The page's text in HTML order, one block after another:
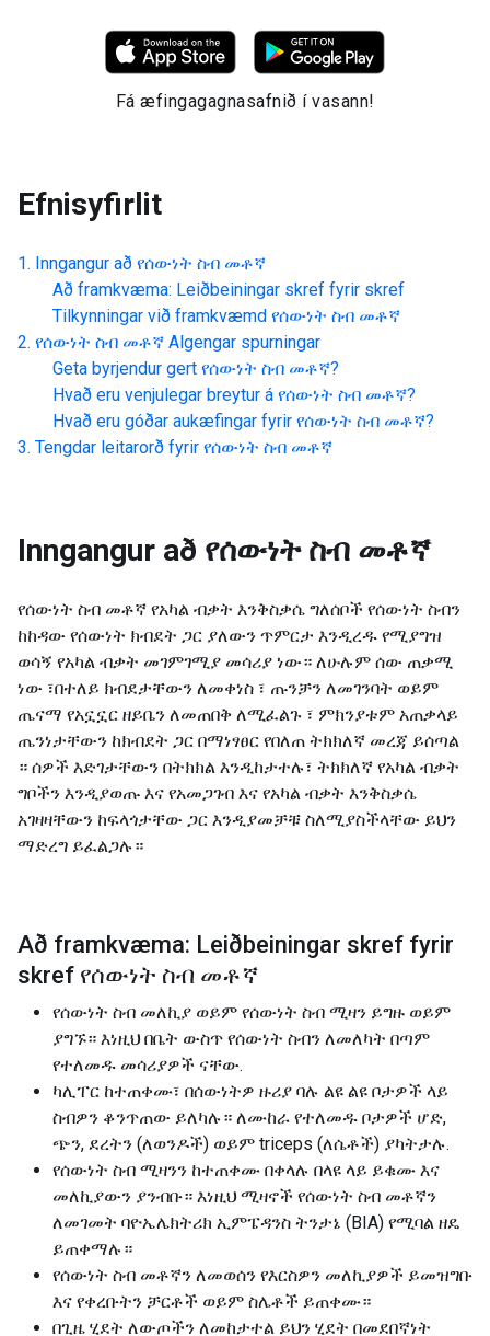
Fá æfingagagnasafnið í vasann!
Efnisyfirlit
Inngangur að የሰውነት ስብ መቶኛ
Að framkvæma: Leiðbeiningar skref fyrir skref
Tilkynningar við framkvæmd የሰውነት ስብ መቶኛ
የሰውነት ስብ መቶኛ Algengar spurningar
Geta byrjendur gert የሰውነት ስብ መቶኛ?
Hvað eru venjulegar breytur á የሰውነት ስብ መቶኛ?
Hvað eru góðar aukæfingar fyrir የሰውነት ስብ መቶኛ?
Tengdar leitarorð fyrir የሰውነት ስብ መቶኛ
Inngangur að የሰውነት ስብ መቶኛ
የሰውነት ስብ መቶኛ የአካል ብቃት እንቅስቃሴ ግለሰቦች የሰውነት ስብን
ከከዳው የሰውነት ክብደት ጋር ያለውን ጥምርታ እንዲረዱ የሚያግዝ
ወሳኝ የአካል ብቃት መገምገሚያ መሳሪያ ነው። ለሁሉም ሰው ጠቃሚ
ነው ፣በተለይ ክብደታቸውን ለመቀነስ ፣ ጡንቻን ለመገንባት ወይም
ጤናማ የአኗኗር ዘይቤን ለመጠበቅ ለሚፈልጉ ፣ ምክንያቱም አጠቃላይ
ጤንነታቸውን ከክብደት ጋር በማነፃፀር የበለጠ ትክክለኛ መረጃ ይሰጣል
። ሰዎች እድገታቸውን በትክክል እንዲከታተሉ፣ ትክክለኛ የአካል ብቃት
ግቦችን እንዲያወጡ እና የአመጋገብ እና የአካል ብቃት እንቅስቃሴ
አገዛዛቸውን ከፍላጎታቸው ጋር እንዲያመቻቹ ስለሚያስችላቸው ይህን
ማድረግ ይፈልጋሉ።
Að framkvæma: Leiðbeiningar skref fyrir
skref የሰውነት ስብ መቶኛ
የሰውነት ስብ መለኪያ ወይም የሰውነት ስብ ሚዛን ይግዙ ወይም
ያግኙ። እነዚህ በቤት ውስጥ የሰውነት ስብን ለመለካት በጣም
የተለመዱ መሳሪያዎች ናቸው.
ካሊፐር ከተጠቀሙ፣ በሰውነትዎ ዙሪያ ባሉ ልዩ ልዩ ቦታዎች ላይ
ስብዎን ቆንጥጠው ይለካሉ። ለሙከራ የተለመዱ ቦታዎች ሆድ,
ጭን, ደረትን (ለወንዶች) ወይም triceps (ለሴቶች) ያካትታሉ.
የሰውነት ስብ ሚዛንን ከተጠቀሙ በቀላሉ በላዩ ላይ ይቁሙ እና
መለኪያውን ያንብቡ። እነዚህ ሚዛኖች የሰውነት ስብ መቶኛን
ለመገመት ባዮኤሌክትሪክ ኢምፔዳንስ ትንታኔ (BIA) የሚባል ዘዴ
ይጠቀማሉ።
የሰውነት ስብ መቶኛን ለመወሰን የእርስዎን መለኪያዎች ይመዝግቡ
እና የቀረቡትን ቻርቶች ወይም ስሌቶች ይጠቀሙ።
በጊዜ ሂደት ለውጦችን ለመከታተል ይህን ሂደት በመደበኛነት